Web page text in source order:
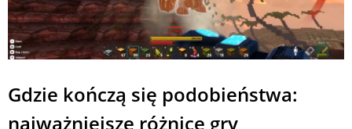
Gdzie kończą się podobieństwa:
najważniejsze różnice gry